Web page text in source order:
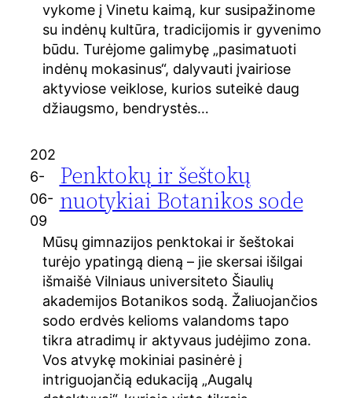
vykome į Vinetu kaimą, kur susipažinome
su indėnų kultūra, tradicijomis ir gyvenimo
būdu. Turėjome galimybę „pasimatuoti
indėnų mokasinus“, dalyvauti įvairiose
aktyviose veiklose, kurios suteikė daug
džiaugsmo, bendrystės…
202
6-
06-
09
Penktokų ir šeštokų
nuotykiai Botanikos sode
Mūsų gimnazijos penktokai ir šeštokai
turėjo ypatingą dieną – jie skersai išilgai
išmaišė Vilniaus universiteto Šiaulių
akademijos Botanikos sodą. Žaliuojančios
sodo erdvės kelioms valandoms tapo
tikra atradimų ir aktyvaus judėjimo zona.
Vos atvykę mokiniai pasinėrė į
intriguojančią edukaciją „Augalų